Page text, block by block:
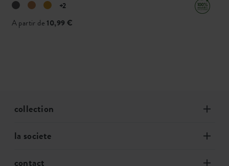
+2
A partir de10,99 €
collection
la societe
contact